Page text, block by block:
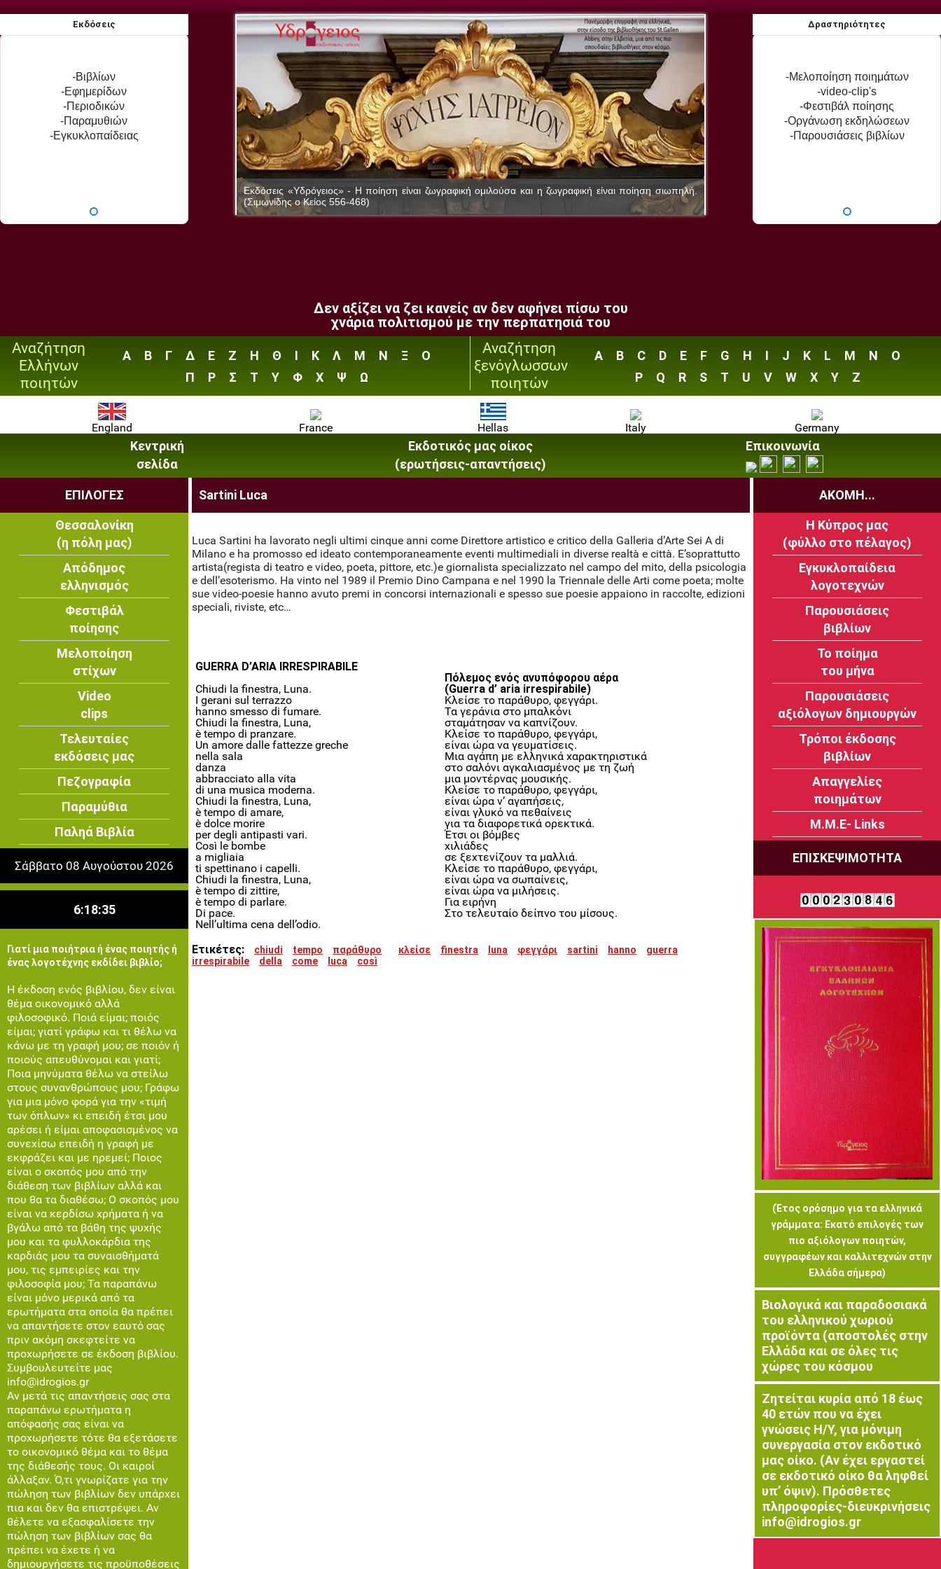
Εκδόσεις
-Βιβλίων
-Εφημερίδων
-Περιοδικών
-Παραμυθιών
-Εγκυκλοπαίδειας
Εκδόσεις «Υδρόγειος» - Η ποίηση είναι ζωγραφική ομιλούσα και η ζωγραφική είναι ποίηση σιωπηλή.
(Σιμωνίδης ο Κείος 556-468)
Δραστηριότητες
-Μελοποίηση ποιημάτων
-video-clip's
-Φεστιβάλ ποίησης
-Οργάνωση εκδηλώσεων
-Παρουσιάσεις βιβλίων
Δεν αξίζει να ζει κανείς αν δεν αφήνει πίσω του
χνάρια πολιτισμού με την περπατησιά του
Αναζήτηση
Ελλήνων
ποιητών
Α Β Γ Δ Ε Ζ Η Θ Ι Κ Λ Μ Ν Ξ
Ο
Π
Ρ Σ Τ Υ Φ Χ Ψ Ω
Αναζήτηση
ξενόγλωσσων
ποιητών
A B C D E F G H I J K L M N
O
P
Q R S T U V W X Y Z
England France Hellas Italy Germany
Κεντρική
σελίδα
Εκδοτικός μας οίκος
(ερωτήσεις-απαντήσεις)
Επικοινωνία
ΕΠΙΛΟΓΕΣ
Θεσσαλονίκη
(η πόλη μας)
Απόδημος
ελληνισμός
Φεστιβάλ
ποίησης
Μελοποίηση
στίχων
Video
clips
Τελευταίες
εκδόσεις μας
Πεζογραφία
Παραμύθια
Παληά Βιβλία
Σάββατο 08 Αυγούστου 2026
6:18:35
Γιατί μια ποιήτρια ή ένας ποιητής ή
ένας λογοτέχνης εκδίδει βιβλίο;
Η έκδοση ενός βιβλίου, δεν είναι
θέμα οικονομικό αλλά
φιλοσοφικό. Ποιά είμαι; ποιός
είμαι; γιατί γράφω και τι θέλω να
κάνω με τη γραφή μου; σε ποιόν ή
ποιούς απευθύνομαι και γιατί;
Ποια μηνύματα θέλω να στείλω
στους συνανθρώπους μου; Γράφω
για μια μόνο φορά για την «τιμή
των όπλων» κι επειδή έτσι μου
αρέσει ή είμαι αποφασισμένος να
συνεχίσω επειδή η γραφή με
εκφράζει και με ηρεμεί; Ποιος
είναι ο σκοπός μου από την
διάθεση των βιβλίων αλλά και
που θα τα διαθέσω; Ο σκοπός μου
είναι να κερδίσω χρήματα ή να
βγάλω από τα βάθη της ψυχής
μου και τα φυλλοκάρδια της
καρδιάς μου τα συναισθήματά
μου, τις εμπειρίες και την
φιλοσοφία μου; Τα παραπάνω
είναι μόνο μερικά από τα
ερωτήματα στα οποία θα πρέπει
να απαντήσετε στον εαυτό σας
πριν ακόμη σκεφτείτε να
προχωρήσετε σε έκδοση βιβλίου.
Συμβουλευτείτε μας
info@idrogios.gr
Αν μετά τις απαντήσεις σας στα
παραπάνω ερωτήματα η
απόφασής σας είναι να
προχωρήσετε τότε θα εξετάσετε
το οικονομικό θέμα και το θέμα
της διάθεσής τους. Οι καιροί
άλλαξαν. Ό,τι γνωρίζατε για την
πώληση των βιβλίων δεν υπάρχει
πια και δεν θα επιστρέψει. Αν
θέλετε να εξασφαλίσετε την
πώληση των βιβλίων σας θα
πρέπει να έχετε ή να
δημιουργήσετε τις προϋποθέσεις
Sartini Luca
Luca Sartini ha lavorato negli ultimi cinque anni come Direttore artistico e critico della Galleria d’Arte Sei A di
Milano e ha promosso ed ideato contemporaneamente eventi multimediali in diverse realtà e città. E’soprattutto
artista(regista di teatro e video, poeta, pittore, etc.)e giornalista specializzato nel campo del mito, della psicologia
e dell’esoterismo. Ha vinto nel 1989 il Premio Dino Campana e nel 1990 la Triennale delle Arti come poeta; molte
sue video-poesie hanno avuto premi in concorsi internazionali e spesso sue poesie appaiono in raccolte, edizioni
speciali, riviste, etc…
GUERRA D’ARIA IRRESPIRABILE
Chiudi la finestra, Luna.
I gerani sul terrazzo
hanno smesso di fumare.
Chiudi la finestra, Luna,
è tempo di pranzare.
Un amore dalle fattezze greche
nella sala
danza
abbracciato alla vita
di una musica moderna.
Chiudi la finestra, Luna,
è tempo di amare,
è dolce morire
per degli antipasti vari.
Così le bombe
a migliaia
ti spettinano i capelli.
Chiudi la finestra, Luna,
è tempo di zittire,
è tempo di parlare.
Di pace.
Nell’ultima cena dell’odio.
Πόλεμος ενός ανυπόφορου αέρα
(Guerra d’ aria irrespirabile)
Κλείσε το παράθυρο, φεγγάρι.
Τα γεράνια στο μπαλκόνι
σταμάτησαν να καπνίζουν.
Κλείσε το παράθυρο, φεγγάρι,
είναι ώρα να γευματίσεις.
Μια αγάπη με ελληνικά χαρακτηριστικά
στο σαλόνι αγκαλιασμένος με τη ζωή
μια μοντέρνας μουσικής.
Κλείσε το παράθυρο, φεγγάρι,
είναι ώρα ν’ αγαπήσεις,
είναι γλυκό να πεθαίνεις
για τα διαφορετικά ορεκτικά.
Έτσι οι βόμβες
χιλιάδες
σε ξεχτενίζουν τα μαλλιά.
Κλείσε το παράθυρο, φεγγάρι,
είναι ώρα να σωπαίνεις,
είναι ώρα να μιλήσεις.
Για ειρήνη
Στο τελευταίο δείπνο του μίσους.
Ετικέτες: chiudi tempo παράθυρο κλείσε finestra luna φεγγάρι sartini hanno
guerra
irrespirabile
della come luca così
ΑΚΟΜΗ...
Η Κύπρος μας
(φύλλο στο πέλαγος)
Εγκυκλοπαίδεια
λογοτεχνών
Παρουσιάσεις
βιβλίων
Το ποίημα
του μήνα
Παρουσιάσεις
αξιόλογων δημιουργών
Τρόποι έκδοσης
βιβλίων
Απαγγελίες
ποιημάτων
Μ.Μ.Ε- Links
ΕΠΙΣΚΕΨΙΜΟΤΗΤΑ
(Έτος ορόσημο για τα ελληνικά
γράμματα: Εκατό επιλογές των
πιο αξιόλογων ποιητών,
συγγραφέων και καλλιτεχνών στην
Ελλάδα σήμερα)
Βιολογικά και παραδοσιακά
του ελληνικού χωριού
προϊόντα (αποστολές στην
Ελλάδα και σε όλες τις
χώρες του κόσμου
Ζητείται κυρία από 18 έως
40 ετών που να έχει
γνώσεις Η/Υ, για μόνιμη
συνεργασία στον εκδοτικό
μας οίκο. (Αν έχει εργαστεί
σε εκδοτικό οίκο θα ληφθεί
υπ’ όψιν). Πρόσθετες
πληροφορίες-διευκρινήσεις
info@idrogios.gr